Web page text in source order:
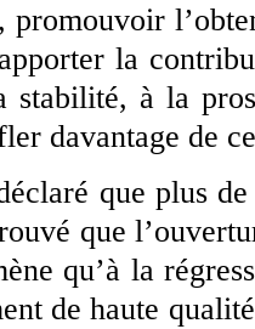
promouvoir
la
à la
davantage de
que plus
que
qu’à la
de haute